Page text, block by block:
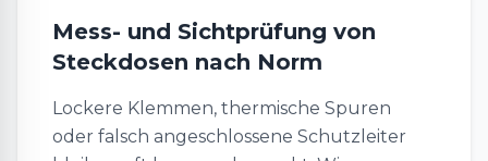
Mess- und Sichtprüfung von
Steckdosen nach Norm
Lockere Klemmen, thermische Spuren
oder falsch angeschlossene Schutzleiter